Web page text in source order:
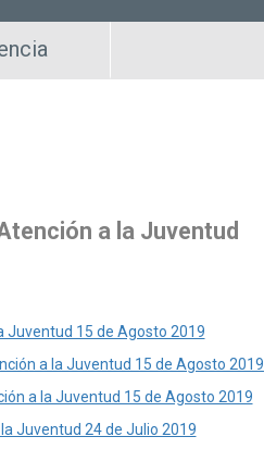
a la Juventud
Juventud 15 de Agosto 2019
a la Juventud 15 de Agosto 2019
a la Juventud 15 de Agosto 2019
Juventud 24 de Julio 2019